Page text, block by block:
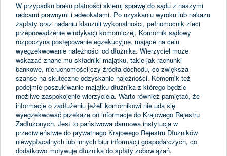
W przypadku braku płatności skieruj sprawę do sądu z naszymi
radcami prawnymi i adwokatami. Po uzyskaniu wyroku lub nakazu
zapłaty oraz nadaniu klauzuli wykonalności, pełnomocnik zleci
przeprowadzenie windykacji komorniczej. Komornik sądowy
rozpoczyna postępowanie egzekucyjne, mające na celu
wyegzekwowanie należności od dłużnika. Wierzyciel może
wskazać znane mu składniki majątku, takie jak rachunki
bankowe, nieruchomości czy źródła dochodu, co zwiększa
szansę na skuteczne odzyskanie należności. Komornik też
podejmie poszukiwanie majątku dłużnika z którego będzie
możliwe zaspokojenie wierzyciela. Warto również pamiętać, że
informacje o zadłużeniu jeżeli komornikowi nie uda się
wyegzekwować przekaże on informacje do Krajowego Rejestru
Zadłużonych. Jest to państwowa darmowa instytucja w
przeciwieństwie do prywatnego Krajowego Rejestru Dłużników
niewypłacalnych lub innych biur informacji gospodarczych, co
dodatkowo motywuje dłużnika do spłaty zobowiązań.